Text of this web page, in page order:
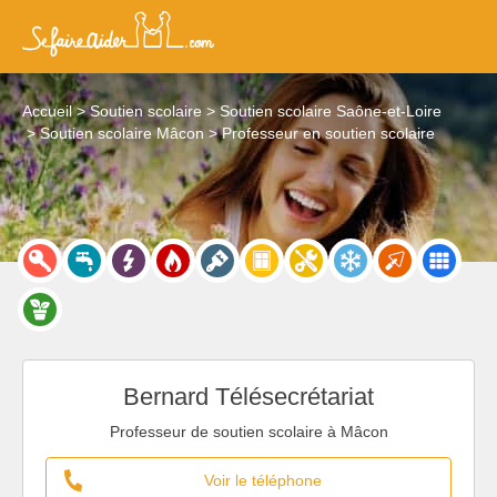
Accueil Soutien scolaire
Soutien scolaire Saône-et-Loire
Soutien scolaire Mâcon
Professeur en soutien scolaire
Bernard Télésecrétariat
Professeur de soutien scolaire à Mâcon
Voir le téléphone